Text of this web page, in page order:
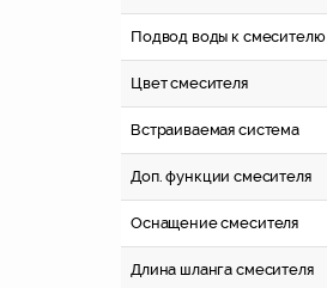
Подвод воды к смесителю
Цвет смесителя
Встраиваемая система
Доп. функции смесителя
Оснащение смесителя
Длина шланга смесителя